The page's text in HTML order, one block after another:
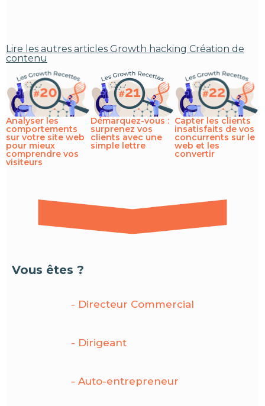
Lire les autres articles Growth hacking Création de
contenu
Analyser les
comportements
sur votre site web
pour mieux
comprendre vos
visiteurs
Démarquez-vous :
surprenez vos
clients avec une
simple lettre
Capter les clients
insatisfaits de vos
concurrents sur le
web et les
convertir
Vous êtes ?
- Directeur Commercial
- Dirigeant
- Auto-entrepreneur